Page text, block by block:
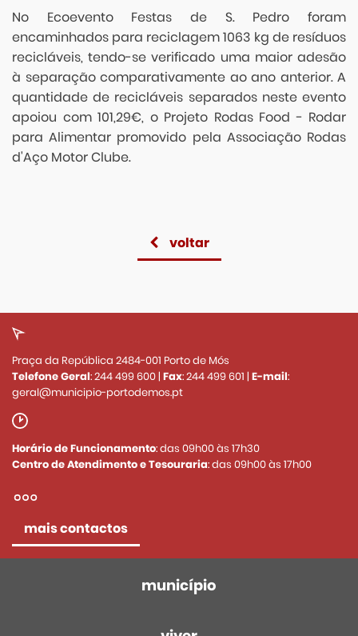
No Ecoevento Festas de S. Pedro foram
encaminhados para reciclagem 1063 kg de resíduos
recicláveis, tendo-se verificado uma maior adesão
à separação comparativamente ao ano anterior. A
quantidade de recicláveis separados neste evento
apoiou com 101,29€, o Projeto Rodas Food - Rodar
para Alimentar promovido pela Associação Rodas
d'Aço Motor Clube.
voltar
Praça da República 2484-001 Porto de Mós
Telefone Geral:244 499 600| Fax:244 499 601 | E-mail:
geral@municipio-portodemos.pt
Horário de Funcionamento: das 09h00 às 17h30
Centro de Atendimento e Tesouraria: das 09h00 às 17h00
mais contactos
município